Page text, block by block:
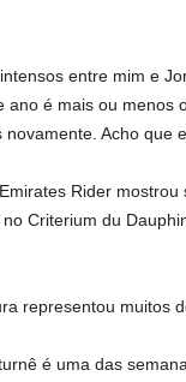
entre mim e
é mais ou menos
Acho que
Rider
Criterium du
representou muitos
é uma das